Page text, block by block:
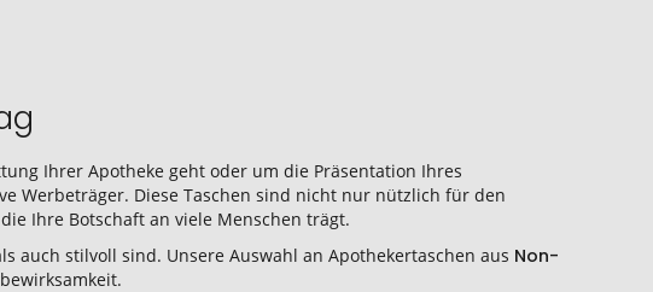
Ihrer Apotheke geht oder um die Präsentation Ihres
Werbeträger. Diese Taschen sind nicht nur nützlich für den
Ihre Botschaft an viele Menschen trägt.
auch stilvoll sind. Unsere Auswahl an Apothekertaschen aus Non-